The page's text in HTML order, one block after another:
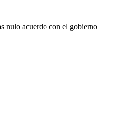
nulo acuerdo con el gobierno